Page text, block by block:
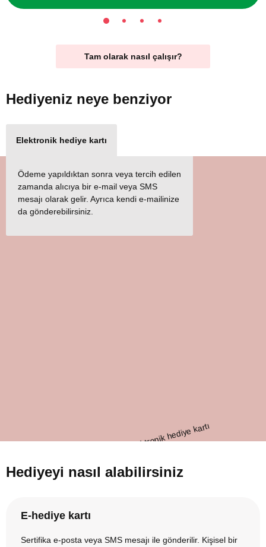
Tam olarak nasıl çalışır?
Hediyeniz neye benziyor
Elektronik hediye kartı
Ödeme yapıldıktan sonra veya tercih edilen
zamanda alıcıya bir e-mail veya SMS
mesajı olarak gelir. Ayrıca kendi e-mailinize
da gönderebilirsiniz.
Hediyeyi nasıl alabilirsiniz
E-hediye kartı
Sertifika e-posta veya SMS mesajı ile gönderilir. Kişisel bir